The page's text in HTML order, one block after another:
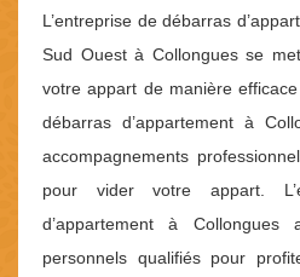
L’entreprise de débarras
Sud Ouest à Collongues se
votre appart de manière
débarras d’appartement à
accompagnements
pour vider votre appart.
d’appartement à
personnels qualifiés pour